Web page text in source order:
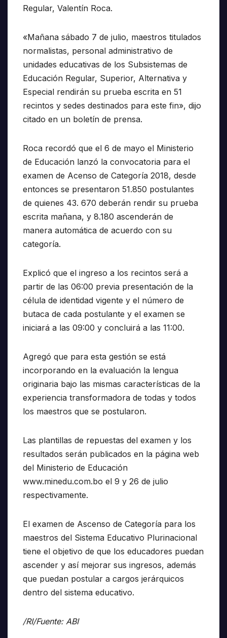
Regular, Valentín Roca.
«Mañana sábado 7 de julio, maestros titulados
normalistas, personal administrativo de
unidades educativas de los Subsistemas de
Educación Regular, Superior, Alternativa y
Especial rendirán su prueba escrita en 51
recintos y sedes destinados para este fin», dijo
citado en un boletín de prensa.
Roca recordó que el 6 de mayo el Ministerio
de Educación lanzó la convocatoria para el
examen de Acenso de Categoría 2018, desde
entonces se presentaron 51.850 postulantes
de quienes 43. 670 deberán rendir su prueba
escrita mañana, y 8.180 ascenderán de
manera automática de acuerdo con su
categoría.
Explicó que el ingreso a los recintos será a
partir de las 06:00 previa presentación de la
célula de identidad vigente y el número de
butaca de cada postulante y el examen se
iniciará a las 09:00 y concluirá a las 11:00.
Agregó que para esta gestión se está
incorporando en la evaluación la lengua
originaria bajo las mismas características de la
experiencia transformadora de todas y todos
los maestros que se postularon.
Las plantillas de repuestas del examen y los
resultados serán publicados en la página web
del Ministerio de Educación
www.minedu.com.bo el 9 y 26 de julio
respectivamente.
El examen de Ascenso de Categoría para los
maestros del Sistema Educativo Plurinacional
tiene el objetivo de que los educadores puedan
ascender y así mejorar sus ingresos, además
que puedan postular a cargos jerárquicos
dentro del sistema educativo.
/RI/Fuente: ABI